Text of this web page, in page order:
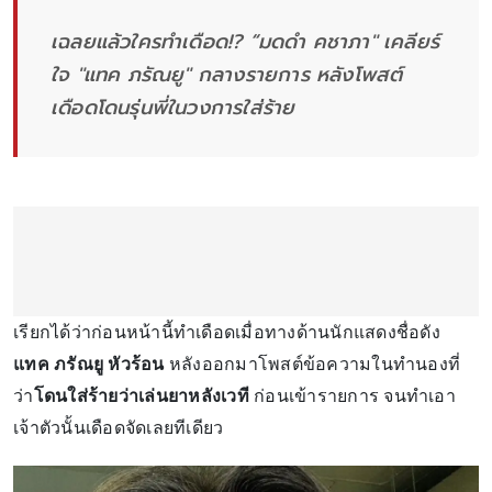
เฉลยแล้วใครทำเดือด!? “มดดำ คชาภา" เคลียร์
ใจ "แทค ภรัณยู" กลางรายการ หลังโพสต์
เดือดโดนรุ่นพี่ในวงการใส่ร้าย
เรียกได้ว่าก่อนหน้านี้ทำเดือดเมื่อทางด้านนักแสดงชื่อดัง
แทค ภรัณยู หัวร้อน หลังออกมาโพสต์ข้อความในทำนองที่
ว่าโดนใส่ร้ายว่าเล่นยาหลังเวที ก่อนเข้ารายการ จนทำเอา
เจ้าตัวนั้นเดือดจัดเลยทีเดียว